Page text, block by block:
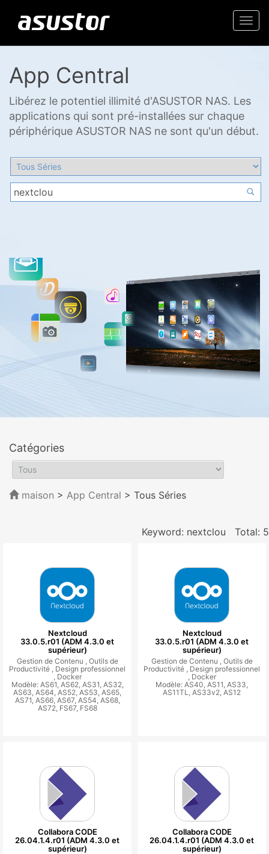
App Central
Libérez le potentiel illimité d'ASUSTOR NAS. Les
applications qui sont pré-installées sur chaque
périphérique ASUSTOR NAS ne sont qu'un début.
Catégories
maison > App Central > Tous Séries
Keyword: nextclou Total: 5
Nextcloud
33.0.5.r01 (ADM 4.3.0 et
supérieur)
Gestion de Contenu , Outils de
Productivité , Design professionnel
Docker
Modèle: AS61, AS62, AS31, AS32,
AS63, AS64, AS52, AS53, AS65,
AS71, AS66, AS67, AS54, AS68,
AS72, FS67, FS68
Nextcloud
33.0.5.r01 (ADM 4.3.0 et
supérieur)
Gestion de Contenu , Outils de
Productivité , Design professionnel
Docker
Modèle: AS40, AS11, AS33,
AS11TL, AS33v2, AS12
Collabora CODE
26.04.1.4.r01 (ADM 4.3.0 et
supérieur)
Collabora CODE
26.04.1.4.r01 (ADM 4.3.0 et
supérieur)